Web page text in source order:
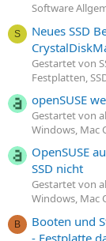
Software
S
Neues SSD
Gestartet von
Festplatten,
openSUSE
Gestartet von
Windows, Mac
OpenSUSE
SSD nicht
Gestartet von
Windows, Mac
B
Booten und
- Festplatte